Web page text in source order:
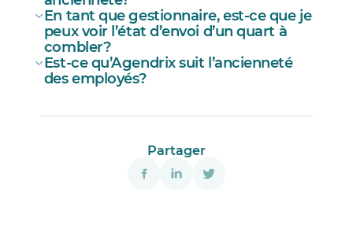
Gestion d’horaires
Ancienneté
Offrir les quarts à combler par ordre
d’ancienneté
En tant que gestionnaire, est-ce que je
peux voir l’état d’envoi d’un quart à
combler?
Est-ce qu’Agendrix suit l’ancienneté
des employés?
Partager